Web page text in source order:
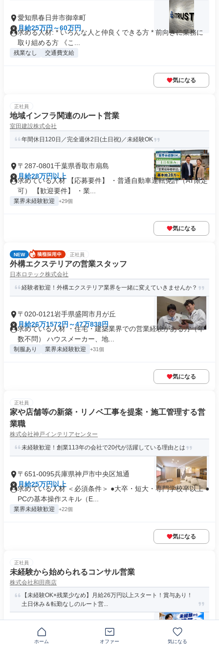
愛知県春日井市御幸町
月給25万円～60万円
求める人材: * いろんな人と仲良くできる方 * 前向きに業務に
取り組める方 《こ...
残業なし 交通費支給
気になる
正社員
地域インフラ関連のルート営業
室田建設株式会社
年間休日120日／完全週休2日(土日祝)／未経験OK
〒287-0801千葉県香取市扇島
月給28万円以上
求めている人材 【応募要件】 ・普通自動車運転免許（AT限定
可） 【歓迎要件】 ・業...
業界未経験歓迎 +29個
気になる
NEW 正社員
外構エクステリアの営業スタッフ
日本ロテック株式会社
経験者歓迎！外構エクステリア業界を一緒に変えていきませんか？
〒020-0121岩手県盛岡市月が丘
月給26万1572円～47万838円
求めている人材 ・住宅・建築業界での営業経験がある方（年
数不問） ハウスメーカー、地...
制服あり 業界未経験歓迎 +31個
気になる
正社員
家や店舗等の新築・リノベ工事を提案・施工管理する営
業職
株式会社神戸インテリアセンター
未経験歓迎！創業113年の会社で20代が活躍している理由とは
〒651-0095兵庫県神戸市中央区旭通
月給25万円以上
求めている人材 ＜必須条件＞ ●大卒・短大・専門学校卒以上 ●
PCの基本操作スキル（E...
業界未経験歓迎 +22個
気になる
正社員
未経験から始められるコンサル営業
株式会社和田商店
【未経験OK×残業少なめ】月給26万円以上スタート！賞与あり！
土日休み＆転勤なしのルート営...
静岡県掛川市浜川新田
月給26万6400円～28万7800円
求める人材: 学歴不問／営業未経験大歓迎！学歴不問！ 異業種
ホーム オファー 気になる